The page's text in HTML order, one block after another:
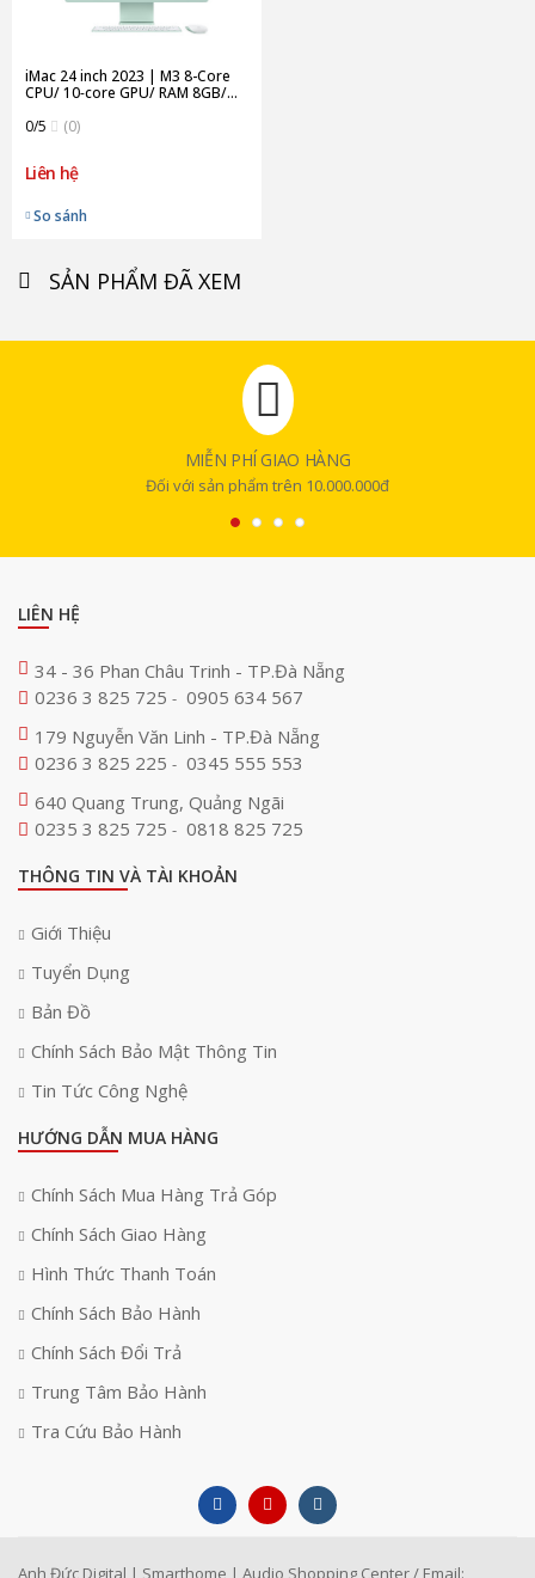
iMac 24 inch 2023 | M3 8-Core
CPU/ 10‑core GPU/ RAM 8GB/
Hãng)
0/5 (0)
Liên hệ
So sánh
SẢN PHẨM ĐÃ XEM
MIỄN PHÍ GIAO HÀNG
Đối với sản phẩm trên 10.000.000đ
LIÊN HỆ
34 - 36 Phan Châu Trinh - TP.Đà Nẵng
0236 3 825 725 - 0905 634 567
179 Nguyễn Văn Linh - TP.Đà Nẵng
0236 3 825 225 - 0345 555 553
640 Quang Trung, Quảng Ngãi
0235 3 825 725 - 0818 825 725
THÔNG TIN VÀ TÀI KHOẢN
Giới Thiệu
Tuyển Dụng
Bản Đồ
Chính Sách Bảo Mật Thông Tin
Tin Tức Công Nghệ
HƯỚNG DẪN MUA HÀNG
Chính Sách Mua Hàng Trả Góp
Chính Sách Giao Hàng
Hình Thức Thanh Toán
Chính Sách Bảo Hành
Chính Sách Đổi Trả
Trung Tâm Bảo Hành
Tra Cứu Bảo Hành
Anh Đức Digital | Smarthome | Audio Shopping Center / Email: